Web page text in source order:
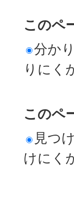
このペ
分か
りにく
このペ
見つ
けにく